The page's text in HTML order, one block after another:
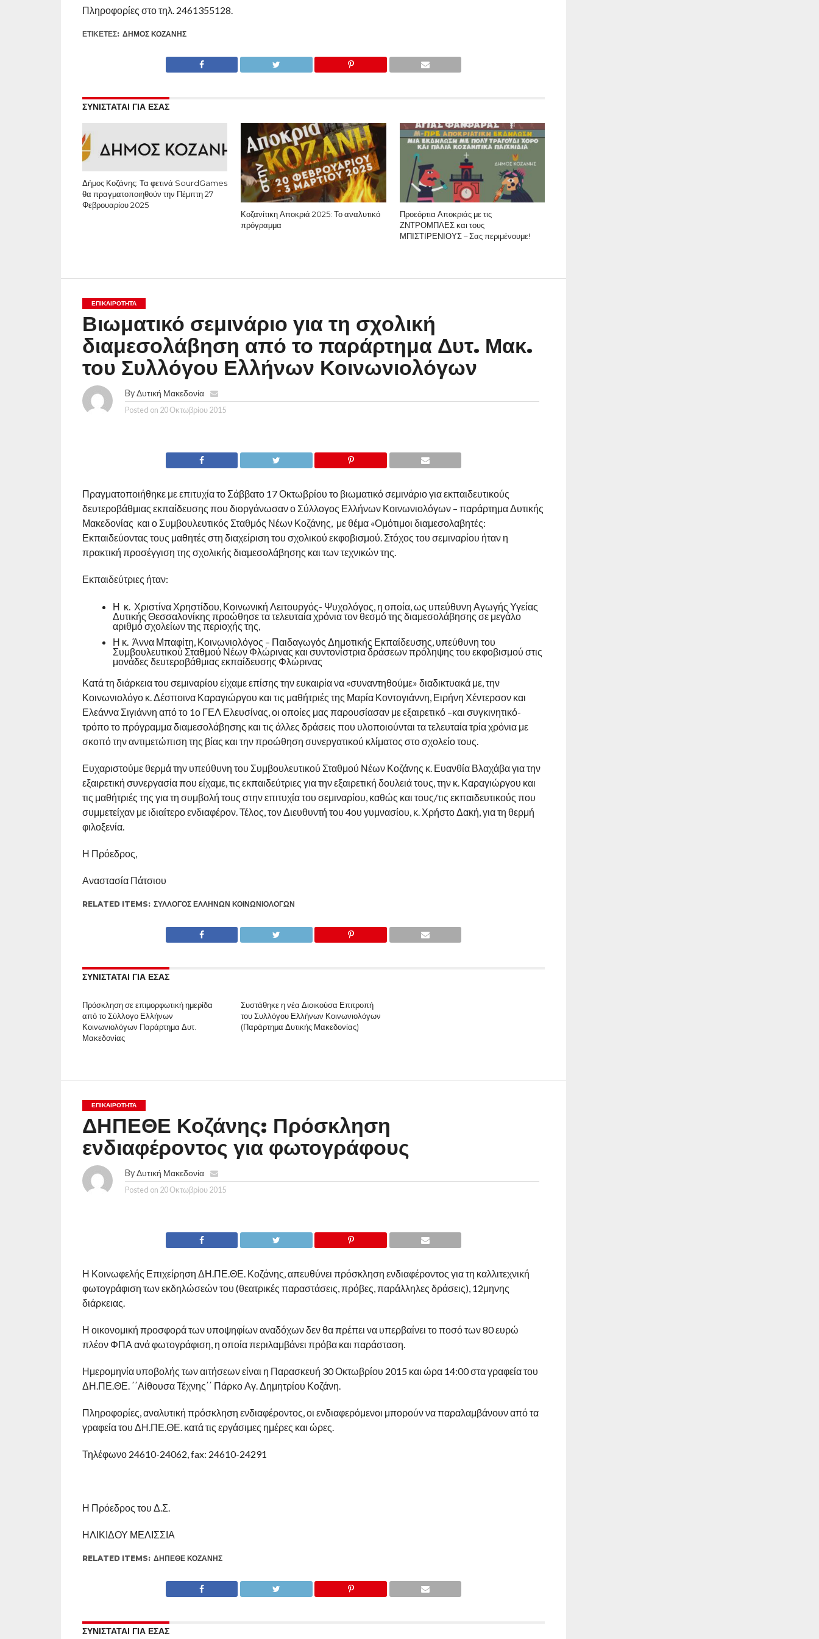
Πληροφορίες στο τηλ. 2461355128.
ΕΤΙΚΕΤΕΣ: ΔΉΜΟΣ ΚΟΖΆΝΗΣ
ΣΥΝΙΣΤΑΤΑΙ ΓΙΑ ΕΣΑΣ
Δήμος Κοζάνης: Τα φετινά SourdGames
θα πραγματοποιηθούν την Πέμπτη 27
Φεβρουαρίου 2025
Κοζανίτικη Αποκριά 2025: Το αναλυτικό
πρόγραμμα
Προεόρτια Αποκριάς με τις
ΖΝΤΡΟΜΠΛΕΣ και τους
ΜΠΙΣΤΙΡΕΝΙΟΥΣ – Σας περιμένουμε!
ΕΠΙΚΑΙΡΟΤΗΤΑ
Βιωματικό σεμινάριο για τη σχολική
διαμεσολάβηση από το παράρτημα Δυτ. Μακ.
του Συλλόγου Ελλήνων Κοινωνιολόγων
ByΔυτική Μακεδονία
Posted on 20 Οκτωβρίου 2015
Πραγματοποιήθηκε με επιτυχία το Σάββατο 17 Οκτωβρίου το βιωματικό σεμινάριο για εκπαιδευτικούς
δευτεροβάθμιας εκπαίδευσης που διοργάνωσαν ο Σύλλογος Ελλήνων Κοινωνιολόγων – παράρτημα Δυτικής
Μακεδονίας και ο Συμβουλευτικός Σταθμός Νέων Κοζάνης, με θέμα «Ομότιμοι διαμεσολαβητές:
Εκπαιδεύοντας τους μαθητές στη διαχείριση του σχολικού εκφοβισμού. Στόχος του σεμιναρίου ήταν η
πρακτική προσέγγιση της σχολικής διαμεσολάβησης και των τεχνικών της.
Εκπαιδεύτριες ήταν:
Η κ. Χριστίνα Χρηστίδου, Κοινωνική Λειτουργός- Ψυχολόγος, η οποία, ως υπεύθυνη Αγωγής Υγείας
Δυτικής Θεσσαλονίκης προώθησε τα τελευταία χρόνια τον θεσμό της διαμεσολάβησης σε μεγάλο
αριθμό σχολείων της περιοχής της,
Η κ. Άννα Μπαφίτη, Κοινωνιολόγος – Παιδαγωγός Δημοτικής Εκπαίδευσης, υπεύθυνη του
Συμβουλευτικού Σταθμού Νέων Φλώρινας και συντονίστρια δράσεων πρόληψης του εκφοβισμού στις
μονάδες δευτεροβάθμιας εκπαίδευσης Φλώρινας
Κατά τη διάρκεια του σεμιναρίου είχαμε επίσης την ευκαιρία να «συναντηθούμε» διαδικτυακά με, την
Κοινωνιολόγο κ. Δέσποινα Καραγιώργου και τις μαθήτριές της Μαρία Κοντογιάννη, Ειρήνη Χέντερσον και
Ελεάννα Σιγιάννη από το 1ο ΓΕΛ Ελευσίνας, οι οποίες μας παρουσίασαν με εξαιρετικό –και συγκινητικό-
τρόπο το πρόγραμμα διαμεσολάβησης και τις άλλες δράσεις που υλοποιούνται τα τελευταία τρία χρόνια με
σκοπό την αντιμετώπιση της βίας και την προώθηση συνεργατικού κλίματος στο σχολείο τους.
Ευχαριστούμε θερμά την υπεύθυνη του Συμβουλευτικού Σταθμού Νέων Κοζάνης κ. Ευανθία Βλαχάβα για την
εξαιρετική συνεργασία που είχαμε, τις εκπαιδεύτριες για την εξαιρετική δουλειά τους, την κ. Καραγιώργου και
τις μαθήτριές της για τη συμβολή τους στην επιτυχία του σεμιναρίου, καθώς και τους/τις εκπαιδευτικούς που
συμμετείχαν με ιδιαίτερο ενδιαφέρον. Τέλος, τον Διευθυντή του 4ου γυμνασίου, κ. Χρήστο Δακή, για τη θερμή
φιλοξενία.
Η Πρόεδρος,
Αναστασία Πάτσιου
RELATED ITEMS: ΣΎΛΛΟΓΟΣ ΕΛΛΉΝΩΝ ΚΟΙΝΩΝΙΟΛΌΓΩΝ
ΣΥΝΙΣΤΑΤΑΙ ΓΙΑ ΕΣΑΣ
Πρόσκληση σε επιμορφωτική ημερίδα
από το Σύλλογο Ελλήνων
Κοινωνιολόγων Παράρτημα Δυτ.
Μακεδονίας
Συστάθηκε η νέα Διοικούσα Επιτροπή
του Συλλόγου Ελλήνων Κοινωνιολόγων
(Παράρτημα Δυτικής Μακεδονίας)
ΕΠΙΚΑΙΡΟΤΗΤΑ
ΔΗΠΕΘΕ Κοζάνης: Πρόσκληση
ενδιαφέροντος για φωτογράφους
ByΔυτική Μακεδονία
Posted on 20 Οκτωβρίου 2015
Η Κοινωφελής Επιχείρηση ΔΗ.ΠΕ.ΘΕ. Κοζάνης, απευθύνει πρόσκληση ενδιαφέροντος για τη καλλιτεχνική
φωτογράφιση των εκδηλώσεών του (θεατρικές παραστάσεις, πρόβες, παράλληλες δράσεις), 12μηνης
διάρκειας.
Η οικονομική προσφορά των υποψηφίων αναδόχων δεν θα πρέπει να υπερβαίνει το ποσό των 80 ευρώ
πλέον ΦΠΑ ανά φωτογράφιση, η οποία περιλαμβάνει πρόβα και παράσταση.
Ημερομηνία υποβολής των αιτήσεων είναι η Παρασκευή 30 Οκτωβρίου 2015 και ώρα 14:00 στα γραφεία του
ΔΗ.ΠΕ.ΘΕ. ΄΄Αίθουσα Τέχνης΄΄ Πάρκο Αγ. Δημητρίου Κοζάνη.
Πληροφορίες, αναλυτική πρόσκληση ενδιαφέροντος, οι ενδιαφερόμενοι μπορούν να παραλαμβάνουν από τα
γραφεία του ΔΗ.ΠΕ.ΘΕ. κατά τις εργάσιμες ημέρες και ώρες.
Τηλέφωνο 24610-24062, fax: 24610-24291
Η Πρόεδρος του Δ.Σ.
ΗΛΙΚΙΔΟΥ ΜΕΛΙΣΣΙΑ
RELATED ITEMS: ΔΗΠΕΘΕ ΚΟΖΆΝΗΣ
ΣΥΝΙΣΤΑΤΑΙ ΓΙΑ ΕΣΑΣ